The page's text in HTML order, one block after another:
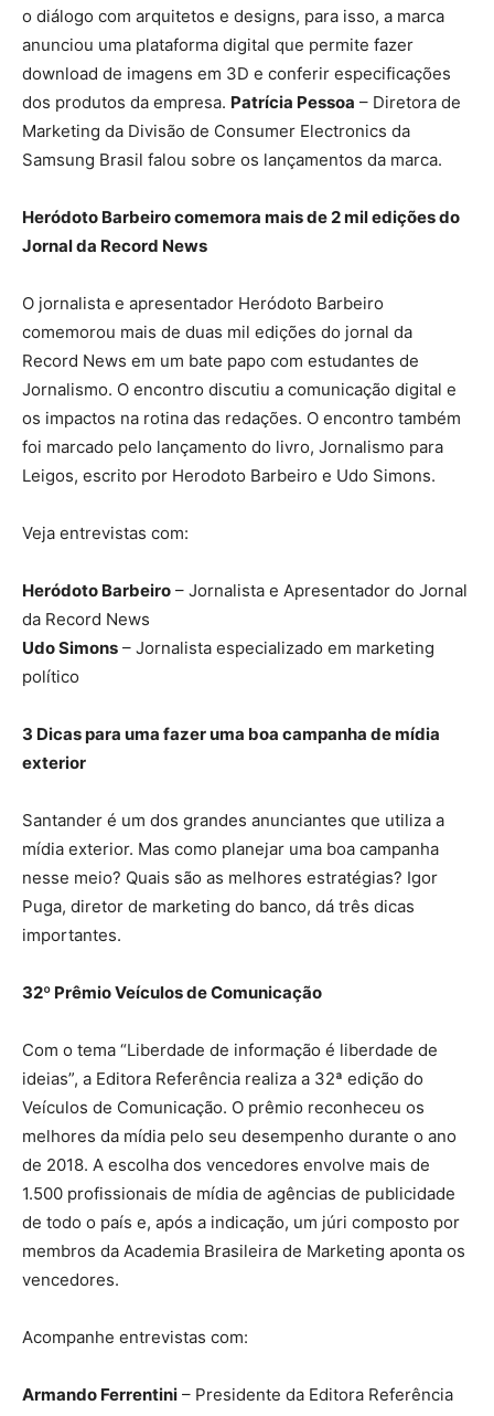
o diálogo com arquitetos e designs, para isso, a marca
anunciou uma plataforma digital que permite fazer
download de imagens em 3D e conferir especificações
dos produtos da empresa. Patrícia Pessoa – Diretora de
Marketing da Divisão de Consumer Electronics da
Samsung Brasil falou sobre os lançamentos da marca.
Heródoto Barbeiro comemora mais de 2 mil edições do
Jornal da Record News
O jornalista e apresentador Heródoto Barbeiro
comemorou mais de duas mil edições do jornal da
Record News em um bate papo com estudantes de
Jornalismo. O encontro discutiu a comunicação digital e
os impactos na rotina das redações. O encontro também
foi marcado pelo lançamento do livro, Jornalismo para
Leigos, escrito por Herodoto Barbeiro e Udo Simons.
Veja entrevistas com:
Heródoto Barbeiro – Jornalista e Apresentador do Jornal
da Record News
Udo Simons – Jornalista especializado em marketing
político
3 Dicas para uma fazer uma boa campanha de mídia
exterior
Santander é um dos grandes anunciantes que utiliza a
mídia exterior. Mas como planejar uma boa campanha
nesse meio? Quais são as melhores estratégias? Igor
Puga, diretor de marketing do banco, dá três dicas
importantes.
32º Prêmio Veículos de Comunicação
Com o tema “Liberdade de informação é liberdade de
ideias”, a Editora Referência realiza a 32ª edição do
Veículos de Comunicação. O prêmio reconheceu os
melhores da mídia pelo seu desempenho durante o ano
de 2018. A escolha dos vencedores envolve mais de
1.500 profissionais de mídia de agências de publicidade
de todo o país e, após a indicação, um júri composto por
membros da Academia Brasileira de Marketing aponta os
vencedores.
Acompanhe entrevistas com:
Armando Ferrentini – Presidente da Editora Referência